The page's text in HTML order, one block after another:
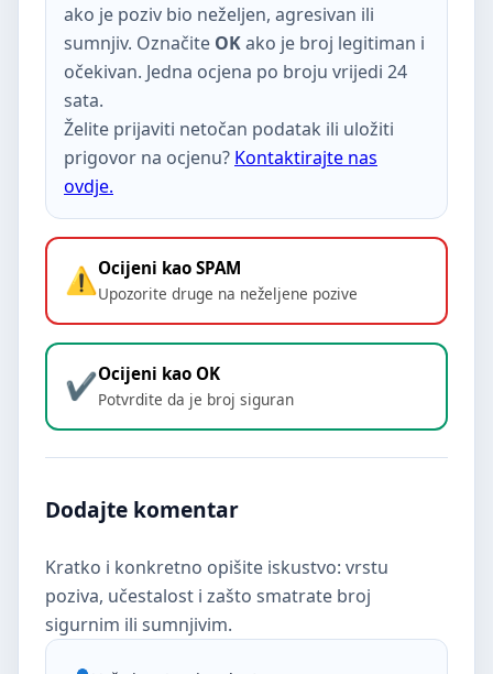
ako je poziv bio neželjen, agresivan ili
sumnjiv. Označite OKako je broj legitiman i
očekivan. Jedna ocjena po broju vrijedi 24
sata.
Želite prijaviti netočan podatak ili uložiti
prigovor na ocjenu? Kontaktirajte nas
ovdje.
Ocijeni kao SPAM
Upozorite druge na neželjene pozive
Ocijeni kao OK
Potvrdite da je broj siguran
Dodajte komentar
Kratko i konkretno opišite iskustvo: vrstu
poziva, učestalost i zašto smatrate broj
sigurnim ili sumnjivim.